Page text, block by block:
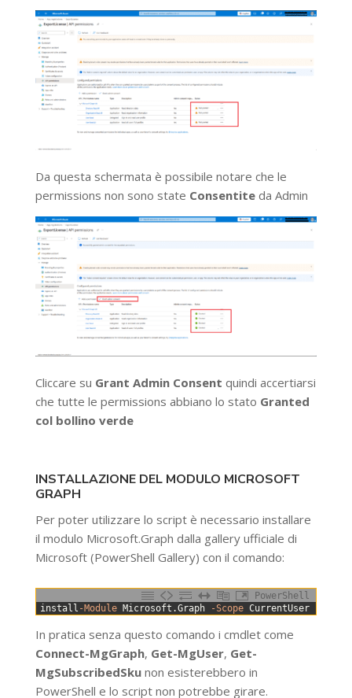
Da questa schermata è possibile notare che le
permissions non sono state Consentiteda Admin
Cliccare su Grant Admin Consent quindi accertiarsi
che tutte le permissions abbiano lo stato Granted
col bollino verde
INSTALLAZIONE DEL MODULO MICROSOFT
GRAPH
Per poter utilizzare lo script è necessario installare
il modulo Microsoft.Graph dalla gallery ufficiale di
Microsoft (PowerShell Gallery) con il comando:
PowerShell
install -Module Microsoft .Graph -Scope CurrentUser
In pratica senza questo comando i cmdlet come
Connect-MgGraph, Get-MgUser, Get-
MgSubscribedSkunon esisterebbero in
PowerShell e lo script non potrebbe girare.